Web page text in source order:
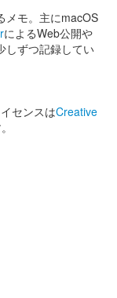
メモ。主にmacOS
によるWeb公開や
しずつ記録してい
センスはCreative